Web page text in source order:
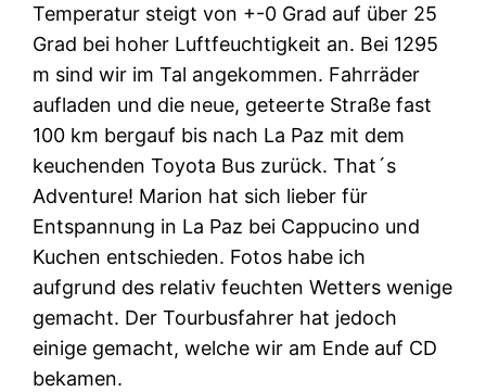
Temperatur steigt von +-0 Grad auf über 25
Grad bei hoher Luftfeuchtigkeit an. Bei 1295
m sind wir im Tal angekommen. Fahrräder
aufladen und die neue, geteerte Straße fast
100 km bergauf bis nach La Paz mit dem
keuchenden Toyota Bus zurück. That´s
Adventure! Marion hat sich lieber für
Entspannung in La Paz bei Cappucino und
Kuchen entschieden. Fotos habe ich
aufgrund des relativ feuchten Wetters wenige
gemacht. Der Tourbusfahrer hat jedoch
einige gemacht, welche wir am Ende auf CD
bekamen.